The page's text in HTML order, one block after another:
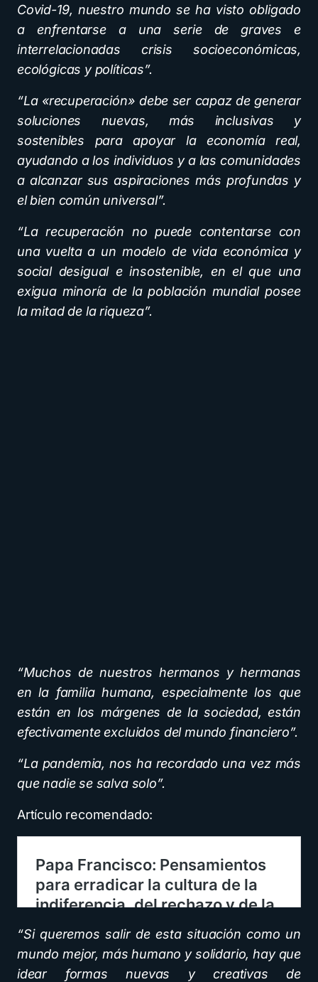
Covid-19, nuestro mundo se ha visto obligado
a enfrentarse a una serie de graves e
interrelacionadas crisis socioeconómicas,
ecológicas y políticas”.
“La «recuperación» debe ser capaz de generar
soluciones nuevas, más inclusivas y
sostenibles para apoyar la economía real,
ayudando a los individuos y a las comunidades
a alcanzar sus aspiraciones más profundas y
el bien común universal”.
“La recuperación no puede contentarse con
una vuelta a un modelo de vida económica y
social desigual e insostenible, en el que una
exigua minoría de la población mundial posee
la mitad de la riqueza”.
“Muchos de nuestros hermanos y hermanas
en la familia humana, especialmente los que
están en los márgenes de la sociedad, están
efectivamente excluidos del mundo financiero”.
“La pandemia, nos ha recordado una vez más
que nadie se salva solo”.
Artículo recomendado:
“Si queremos salir de esta situación como un
mundo mejor, más humano y solidario, hay que
idear formas nuevas y creativas de